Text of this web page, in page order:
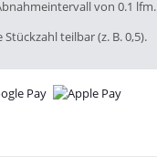
von 0.1 lfm.
teilbar (z. B. 0,5).